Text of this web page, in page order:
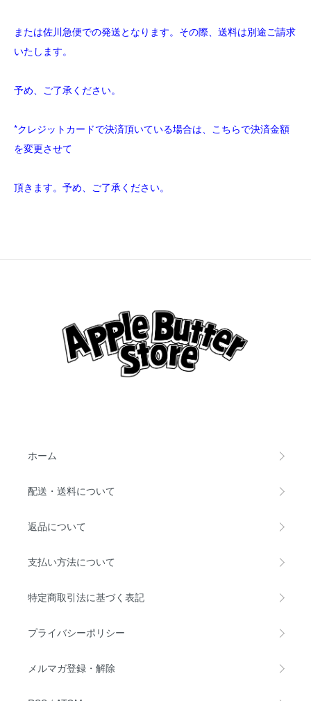
または佐川急便での発送となります。その際、送料は別途ご請求
いたします。
予め、ご了承ください。
*クレジットカードで決済頂いている場合は、こちらで決済金額
を変更させて
頂きます。予め、ご了承ください。
ホーム
配送・送料について
返品について
支払い方法について
特定商取引法に基づく表記
プライバシーポリシー
メルマガ登録・解除